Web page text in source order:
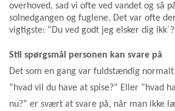
overhoved, sad vi ofte ved vandet og så
solnedgangen og fuglene. Det var ofte
vigtigste: ”Du ved godt jeg elsker dig
Stil spørgsmål personen kan svare på
Det som en gang var fuldstændig
”hvad vil du have at spise?” Eller ”hvad
nu?” er svært at svare på, når man ikke